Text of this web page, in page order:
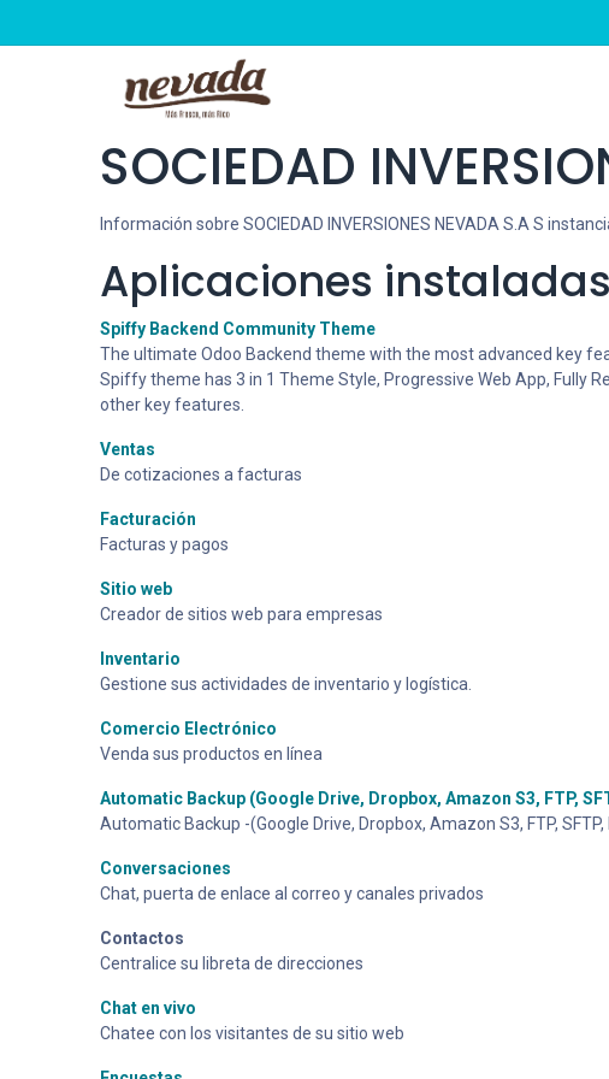
SOCIEDAD
Información sobre SOCIEDAD INVERSIONES NEVADA S.A S
Aplicaciones instaladas
Spiffy Backend Community Theme
The ultimate Odoo Backend theme with the most advanced key
Spiffy theme has 3 in 1 Theme Style, Progressive Web App, Fully
other key features.
Ventas
De cotizaciones a facturas
Facturación
Facturas y pagos
Sitio web
Creador de sitios web para empresas
Inventario
Gestione sus actividades de inventario y logística.
Comercio Electrónico
Venda sus productos en línea
Automatic Backup (Google Drive, Dropbox, Amazon S3, FTP,
Automatic Backup -(Google Drive, Dropbox, Amazon S3, FTP, SFTP,
Conversaciones
Chat, puerta de enlace al correo y canales privados
Contactos
Centralice su libreta de direcciones
Chat en vivo
Chatee con los visitantes de su sitio web